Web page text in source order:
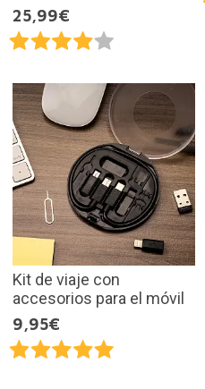
25,99€
Kit de viaje con
accesorios para el móvil
9,95€